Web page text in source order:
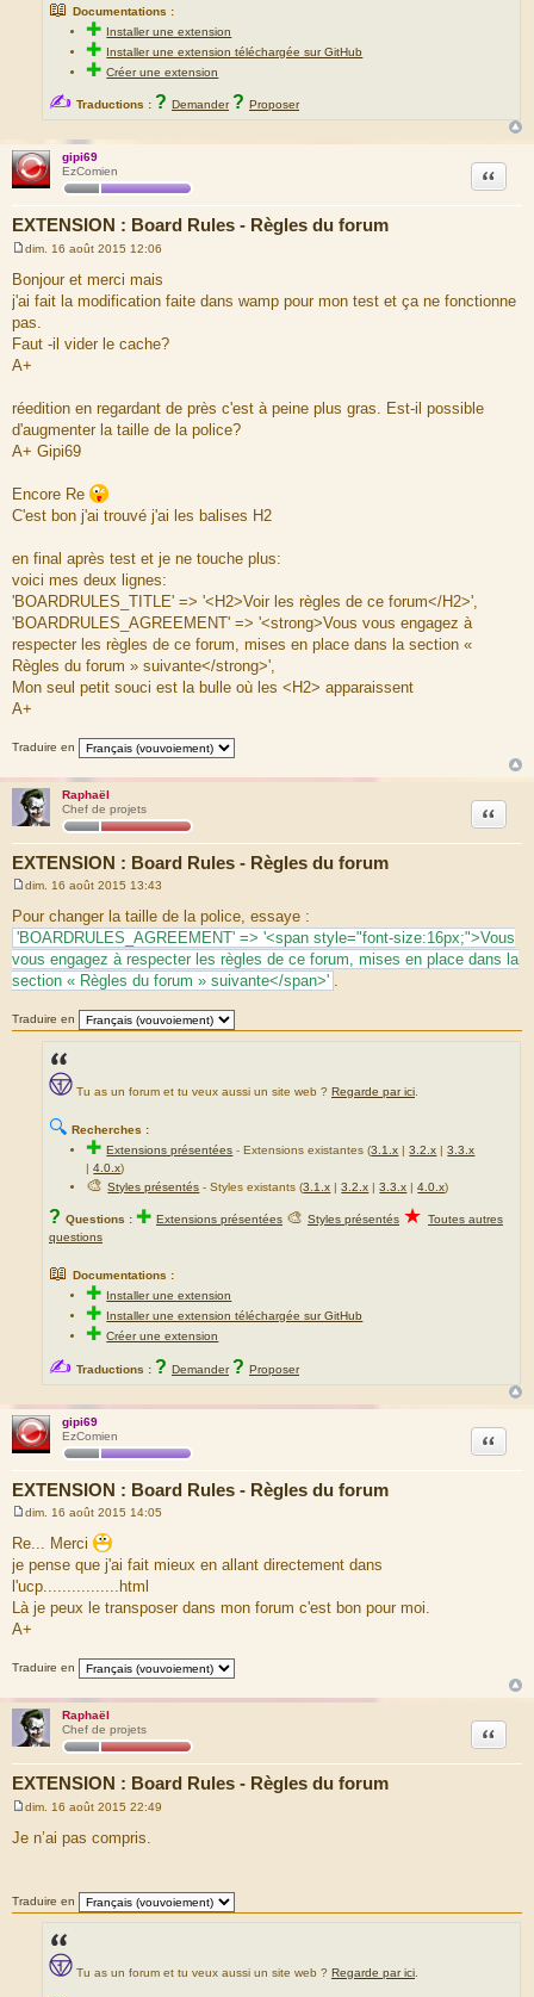
📖 Documentations :
✚ Installer une extension
✚ Installer une extension téléchargée sur GitHub
✚Créer une extension
✍ Traductions : ? Demander ? Proposer
gipi69
EzComien
EXTENSION : Board Rules - Règles du forum
Citation
s
s
g
e
dim. 16 août 2015 12:06
Bonjour et merci mais
j'ai fait la modification faite dans wamp pour mon test et ça ne fonctionne
pas.
Faut -il vider le cache?
A+
réedition en regardant de près c'est à peine plus gras. Est-il possible
d'augmenter la taille de la police?
A+ Gipi69
Encore Re
C'est bon j'ai trouvé j'ai les balises H2
en final après test et je ne touche plus:
voici mes deux lignes:
'BOARDRULES_TITLE' => '<H2>Voir les règles de ce forum</H2>',
'BOARDRULES_AGREEMENT' => '<strong>Vous vous engagez à
respecter les règles de ce forum, mises en place dans la section «
Règles du forum » suivante</strong>',
Mon seul petit souci est la bulle où les <H2> apparaissent
A+
Traduire en
Raphaël
Chef de projets
EXTENSION : Board Rules - Règles du forum
Citation
e
s
s
a
g
e
dim. 16 août 2015 13:43
Pour changer la taille de la police, essaye :
'BOARDRULES_AGREEMENT' => '<span style="font-size:16px;">Vous
vous engagez à respecter les règles de ce forum, mises en place dans la
section « Règles du forum » suivante</span>' .
Traduire en
Tu as un forum et tu veux aussi un site web ? Regarde par ici
🔍 Recherches :
✚Extensions présentées -Extensions existantes (3.1.x |3.2.x |3.3.x
|4.0.x)
🎨Styles présentés - Styles existants (3.1.x |3.2.x |3.3.x |4.0.x)
? Questions : ✚ Extensions présentées 🎨 Styles présentés ★ Toutes autres
questions
📖 Documentations :
✚ Installer une extension
✚ Installer une extension téléchargée sur GitHub
✚Créer une extension
✍ Traductions : ? Demander ? Proposer
gipi69
EzComien
EXTENSION : Board Rules - Règles du forum
Citation
s
s
g
e
dim. 16 août 2015 14:05
Re... Merci
je pense que j'ai fait mieux en allant directement dans
l'ucp................html
Là je peux le transposer dans mon forum c'est bon pour moi.
A+
Traduire en
Raphaël
Chef de projets
EXTENSION : Board Rules - Règles du forum
Citation
s
e
dim. 16 août 2015 22:49
Je n’ai pas compris.
Traduire en
Tu as un forum et tu veux aussi un site web ? Regarde par ici